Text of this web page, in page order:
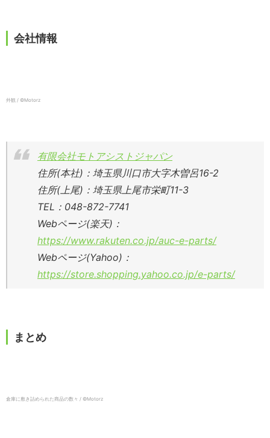
会社情報
外観 / ©️Motorz
有限会社モトアシストジャパン
住所(本社)：埼玉県川口市大字木曽呂16-2
住所(上尾)：埼玉県上尾市栄町11-3
TEL：048-872-7741
Webページ(楽天)：
https://www.rakuten.co.jp/auc-e-parts/
Webページ(Yahoo)：
https://store.shopping.yahoo.co.jp/e-parts/
まとめ
倉庫に敷き詰められた商品の数々 / ©️Motorz